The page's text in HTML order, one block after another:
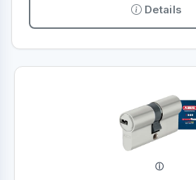
Details